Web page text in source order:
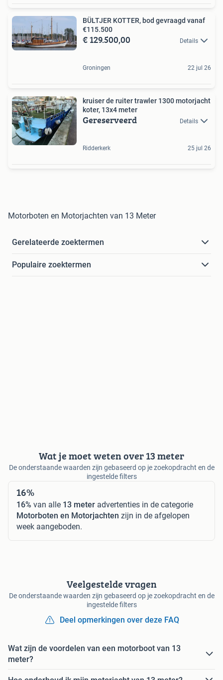
BÜLTJER KOTTER, bod gevraagd vanaf
€115.500
€ 129.500,00 Details
Groningen 22 jul 26
kruiser de ruiter trawler 1300 motorjacht
koter, 13x4 meter
Gereserveerd Details
Ridderkerk 25 jul 26
Motorboten en Motorjachten van 13 Meter
Gerelateerde zoektermen
Populaire zoektermen
Wat je moet weten over 13 meter
De onderstaande waarden zijn gebaseerd op je zoekopdracht en de
ingestelde filters
16%
16% van alle 13 meter advertenties in de categorie
Motorboten en Motorjachten zijn in de afgelopen
week aangeboden.
Veelgestelde vragen
De onderstaande waarden zijn gebaseerd op je zoekopdracht en de
ingestelde filters
Deel opmerkingen over deze FAQ
Wat zijn de voordelen van een motorboot van 13
meter?